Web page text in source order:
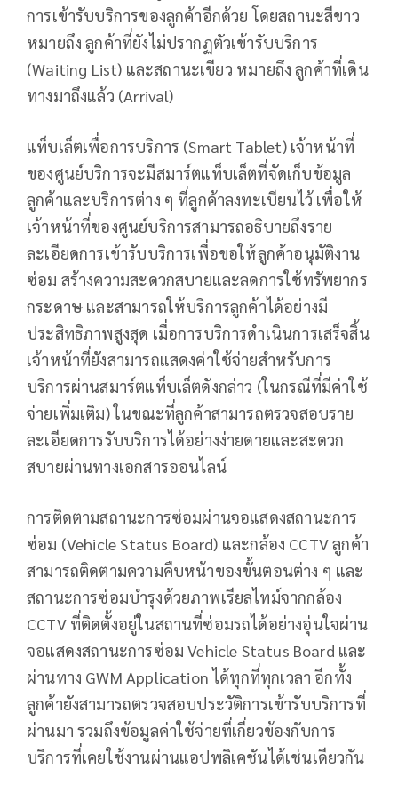
การเข้ารับบริการของลูกค้าอีกด้วย โดยสถานะสีขาว
หมายถึง ลูกค้าที่ยังไม่ปรากฏตัวเข้ารับบริการ
(Waiting List) และสถานะเขียว หมายถึง ลูกค้าที่เดิน
ทางมาถึงแล้ว (Arrival)
แท็บเล็ตเพื่อการบริการ (Smart Tablet) เจ้าหน้าที่
ของศูนย์บริการจะมีสมาร์ตแท็บเล็ตที่จัดเก็บข้อมูล
ลูกค้าและบริการต่าง ๆ ที่ลูกค้าลงทะเบียนไว้ เพื่อให้
เจ้าหน้าที่ของศูนย์บริการสามารถอธิบายถึงราย
ละเอียดการเข้ารับบริการเพื่อขอให้ลูกค้าอนุมัติงาน
ซ่อม สร้างความสะดวกสบายและลดการใช้ทรัพยากร
กระดาษ และสามารถให้บริการลูกค้าได้อย่างมี
ประสิทธิภาพสูงสุด เมื่อการบริการดำเนินการเสร็จสิ้น
เจ้าหน้าที่ยังสามารถแสดงค่าใช้จ่ายสำหรับการ
บริการผ่านสมาร์ตแท็บเล็ตดังกล่าว (ในกรณีที่มีค่าใช้
จ่ายเพิ่มเติม) ในขณะที่ลูกค้าสามารถตรวจสอบราย
ละเอียดการรับบริการได้อย่างง่ายดายและสะดวก
สบายผ่านทางเอกสารออนไลน์
การติดตามสถานะการซ่อมผ่านจอแสดงสถานะการ
ซ่อม (Vehicle Status Board) และกล้อง CCTV ลูกค้า
สามารถติดตามความคืบหน้าของขั้นตอนต่าง ๆ และ
สถานะการซ่อมบำรุงด้วยภาพเรียลไทม์จากกล้อง
CCTV ที่ติดตั้งอยู่ในสถานที่ซ่อมรถได้อย่างอุ่นใจผ่าน
จอแสดงสถานะการซ่อม Vehicle Status Board และ
ผ่านทาง GWM Application ได้ทุกที่ทุกเวลา อีกทั้ง
ลูกค้ายังสามารถตรวจสอบประวัติการเข้ารับบริการที่
ผ่านมา รวมถึงข้อมูลค่าใช้จ่ายที่เกี่ยวข้องกับการ
บริการที่เคยใช้งานผ่านแอปพลิเคชันได้เช่นเดียวกัน